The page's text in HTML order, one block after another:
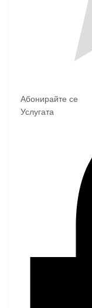
Абонирайте се
Услугата